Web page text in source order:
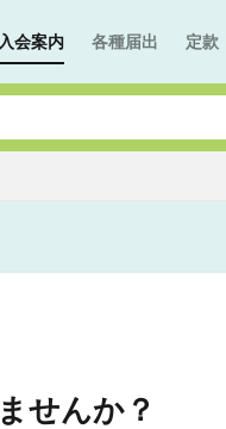
入会案内 各種届出 定款
せんか？